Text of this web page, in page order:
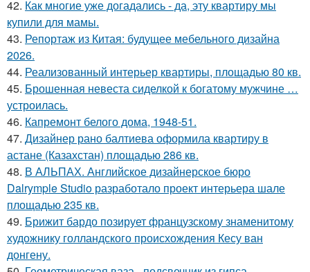
42. Как многие уже догадались - да, эту квартиру мы
купили для мамы.
43. Репортаж из Китая: будущее мебельного дизайна
2026.
44. Реализованный интерьер квартиры, площадью 80 кв.
45. Брошенная невеста сиделкой к богатому мужчине …
устроилась.
46. Капремонт белого дома, 1948-51.
47. Дизайнер рано балтиева оформила квартиру в
астане (Казахстан) площадью 286 кв.
48. В АЛЬПАХ. Английское дизайнерское бюро
Dalrymple Studio разработало проект интерьера шале
площадью 235 кв.
49. Брижит бардо позирует французскому знаменитому
художнику голландского происхождения Кесу ван
донгену.